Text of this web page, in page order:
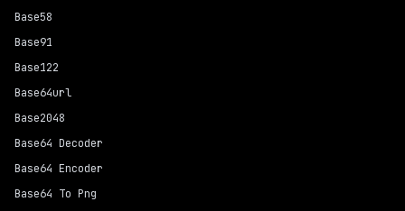
Base58
Base91
Base122
Base64url
Base2048
Base64 Decoder
Base64 Encoder
Base64 To Png